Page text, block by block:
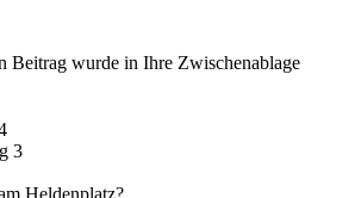
Beitrag wurde in Ihre Zwischenablage
3
Heldenplatz?